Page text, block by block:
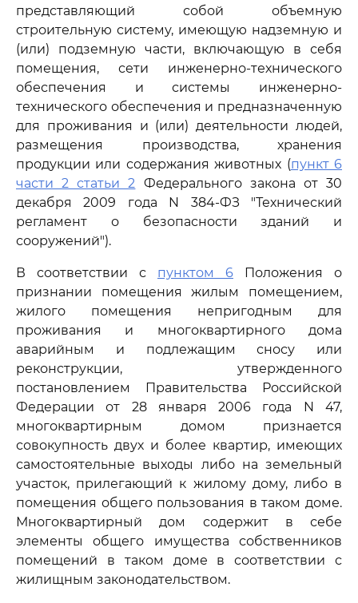
представляющий собой объемную
строительную систему, имеющую надземную и
(или) подземную части, включающую в себя
помещения, сети инженерно-технического
обеспечения и системы инженерно-
технического обеспечения и предназначенную
для проживания и (или) деятельности людей,
размещения производства, хранения
продукции или содержания животных (пункт 6
части 2 статьи 2 Федерального закона от 30
декабря 2009 года N 384-ФЗ "Технический
регламент о безопасности зданий и
сооружений").
В соответствии с пунктом 6 Положения о
признании помещения жилым помещением,
жилого помещения непригодным для
проживания и многоквартирного дома
аварийным и подлежащим сносу или
реконструкции, утвержденного
постановлением Правительства Российской
Федерации от 28 января 2006 года N 47,
многоквартирным домом признается
совокупность двух и более квартир, имеющих
самостоятельные выходы либо на земельный
участок, прилегающий к жилому дому, либо в
помещения общего пользования в таком доме.
Многоквартирный дом содержит в себе
элементы общего имущества собственников
помещений в таком доме в соответствии с
жилищным законодательством.